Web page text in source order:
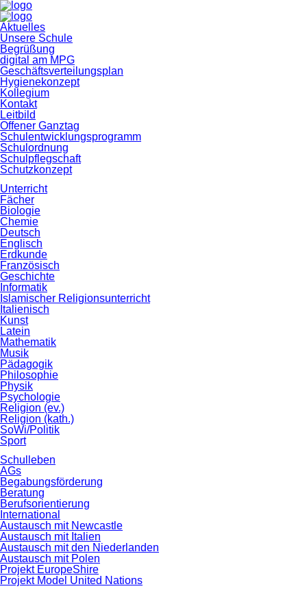
Navigation
überspringen
Aktuelles
Unsere Schule
Begrüßung
digital am MPG
Geschäftsverteilungsplan
Hygienekonzept
Kollegium
Kontakt
Leitbild
Offener Ganztag
Schulentwicklungsprogramm
Schulordnung
Schulpflegschaft
Schutzkonzept
Unterricht
Fächer
Biologie
Chemie
Deutsch
Englisch
Erdkunde
Französisch
Geschichte
Informatik
Islamischer Religionsunterricht
Italienisch
Kunst
Latein
Mathematik
Musik
Pädagogik
Philosophie
Physik
Psychologie
Religion (ev.)
Religion (kath.)
SoWi/Politik
Sport
Schulleben
AGs
Begabungsförderung
Beratung
Berufsorientierung
International
Austausch mit Newcastle
Austausch mit Italien
Austausch mit den Niederlanden
Austausch mit Polen
Projekt EuropeShire
Projekt Model United Nations